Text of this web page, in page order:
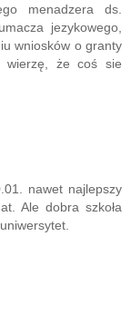
menadzera ds.
jezykowego,
wniosków o granty
wierzę, że coś sie
nawet najlepszy
Ale dobra szkoła